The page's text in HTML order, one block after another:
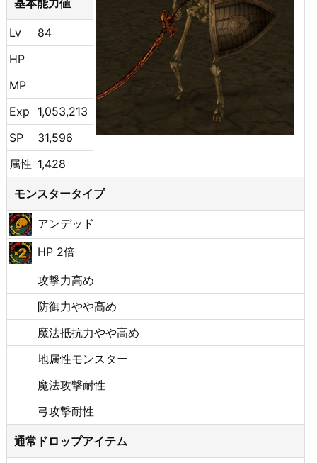
基本能力値
Lv
84
HP
MP
Exp
1,053,213
SP
31,596
属性 1,428
モンスタータイプ
アンデッド
HP 2倍
攻撃力高め
防御力やや高め
魔法抵抗力やや高め
地属性モンスター
魔法攻撃耐性
弓攻撃耐性
通常ドロップアイテム